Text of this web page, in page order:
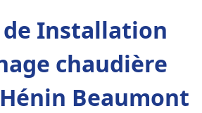
de Installation
chaudière
Beaumont